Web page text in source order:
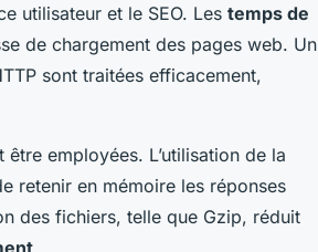
utilisateur et le SEO. Les temps de
de chargement des pages web. Un
sont traitées efficacement,
être employées. L’utilisation de la
retenir en mémoire les réponses
des fichiers, telle que Gzip, réduit
.